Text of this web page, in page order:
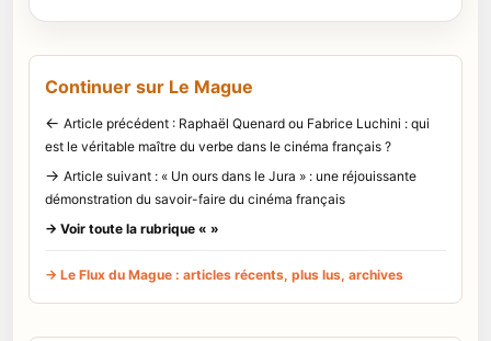
Continuer sur Le Mague
← Article précédent : Raphaël Quenard ou Fabrice Luchini : qui
est le véritable maître du verbe dans le cinéma français ?
→ Article suivant : « Un ours dans le Jura » : une réjouissante
démonstration du savoir-faire du cinéma français
→ Voir toute la rubrique « »
→ Le Flux du Mague : articles récents, plus lus, archives